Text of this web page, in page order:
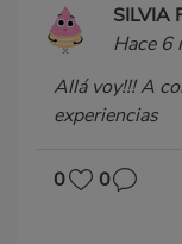
SILVIA
Hace 6
Allá voy!!! A
experiencias
0 0